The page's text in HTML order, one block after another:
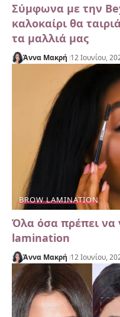
Σύμφωνα με την
καλοκαίρι θα
τα μαλλιά μας
Άννα Μακρή 12 Ιουνίου,
BROW LAMINATION
Όλα όσα πρέπει να
lamination
Άννα Μακρή 12 Ιουνίου,